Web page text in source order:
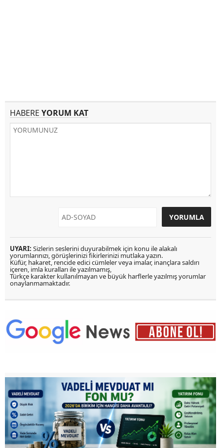
HABERE YORUM KAT
UYARI: Sizlerin seslerini duyurabilmek için konu ile alakalı
yorumlarınızı, görüşlerinizi fikirlerinizi mutlaka yazın.
Küfür, hakaret, rencide edici cümleler veya imalar, inançlara saldırı
içeren, imla kuralları ile yazılmamış,
Türkçe karakter kullanılmayan ve büyük harflerle yazılmış yorumlar
onaylanmamaktadır.